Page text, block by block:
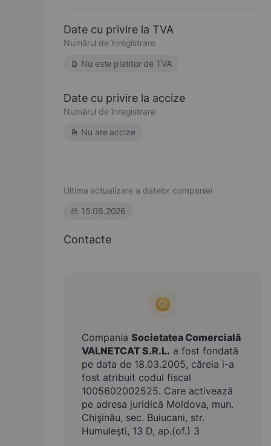
Date cu privire la TVA
Numărul de înregistrare
Nu este platitor de TVA
Date cu privire la accize
Numărul de înregistrare
Nu are accize
Ultima actualizare a datelor companiei
15.06.2026
Contacte
Compania Societatea Comercială
VALNETCAT S.R.L. a fost fondată
pe data de 18.03.2005, căreia i-a
fost atribuit codul fiscal
1005602002525. Care activează
pe adresa juridică Moldova, mun.
Chişinău, sec. Buiucani, str.
Humuleşti, 13 D, ap.(of.) 3